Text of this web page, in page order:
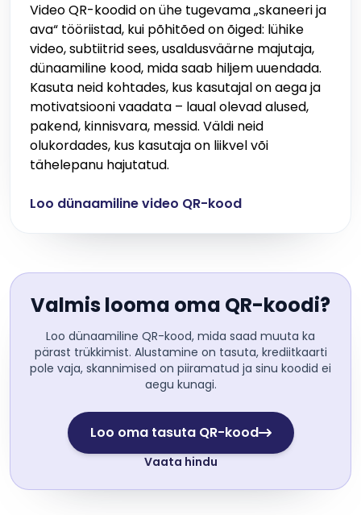
Video QR-koodid on ühe tugevama „skaneeri ja
ava“ tööriistad, kui põhitõed on õiged: lühike
video, subtiitrid sees, usaldusväärne majutaja,
dünaamiline kood, mida saab hiljem uuendada.
Kasuta neid kohtades, kus kasutajal on aega ja
motivatsiooni vaadata – laual olevad alused,
pakend, kinnisvara, messid. Väldi neid
olukordades, kus kasutaja on liikvel või
tähelepanu hajutatud.
Loo dünaamiline video QR-kood
Valmis looma oma QR-koodi?
Loo dünaamiline QR-kood, mida saad muuta ka
pärast trükkimist. Alustamine on tasuta, krediitkaarti
pole vaja, skannimised on piiramatud ja sinu koodid ei
aegu kunagi.
Loo oma tasuta QR-kood
Vaata hindu